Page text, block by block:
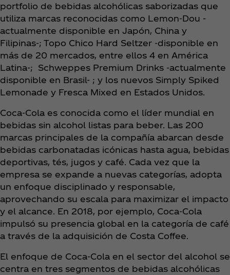
portfolio de bebidas alcohólicas saborizadas que
utiliza marcas reconocidas como Lemon-Dou -
actualmente disponible en Japón, China y
Filipinas-; Topo Chico Hard Seltzer -disponible en
más de 20 mercados, entre ellos 4 en América
Latina-; Schweppes Premium Drinks -actualmente
disponible en Brasil- ; y los nuevos Simply Spiked
Lemonade y Fresca Mixed en Estados Unidos.
Coca‑Cola es conocida como el líder mundial en
bebidas sin alcohol listas para beber. Las 200
marcas principales de la compañía abarcan desde
bebidas carbonatadas icónicas hasta agua, bebidas
deportivas, tés, jugos y café. Cada vez que la
empresa se expande a nuevas categorías, adopta
un enfoque disciplinado y responsable,
aprovechando su escala para maximizar el impacto
y el alcance. En 2018, por ejemplo, Coca‑Cola
impulsó su presencia global en la categoría de café
a través de la adquisición de Costa Coffee.
El enfoque de Coca‑Cola en el sector del alcohol se
centra en tres segmentos de bebidas alcohólicas